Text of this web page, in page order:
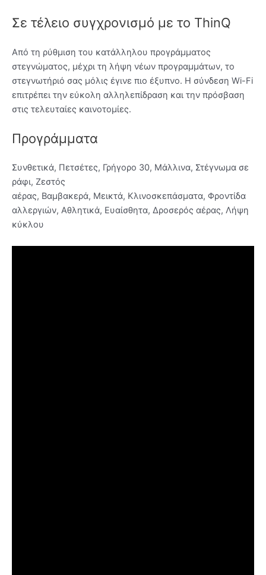
Σε τέλειο συγχρονισμό με το ThinQ
Από τη ρύθμιση του κατάλληλου προγράμματος
στεγνώματος, μέχρι τη λήψη νέων προγραμμάτων, το
στεγνωτήριό σας μόλις έγινε πιο έξυπνο. Η σύνδεση Wi-Fi
επιτρέπει την εύκολη αλληλεπίδραση και την πρόσβαση
στις τελευταίες καινοτομίες.
Προγράμματα
Συνθετικά, Πετσέτες, Γρήγορο 30, Μάλλινα, Στέγνωμα σε
ράφι, Ζεστός
αέρας, Βαμβακερά, Μεικτά, Κλινοσκεπάσματα, Φροντίδα
αλλεργιών, Αθλητικά, Ευαίσθητα, Δροσερός αέρας, Λήψη
κύκλου